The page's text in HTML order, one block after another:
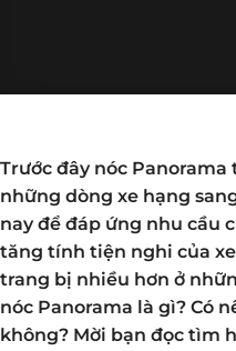
Trước đây nóc
những dòng xe hạng
nay để đáp ứng nhu cầu
tăng tính tiện nghi của
trang bị nhiều hơn ở
nóc Panorama là gì? Có
không? Mời bạn đọc tìm